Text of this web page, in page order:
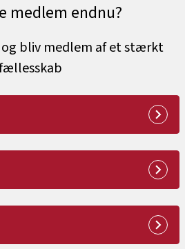
medlem endnu?
og bliv medlem af et stærkt